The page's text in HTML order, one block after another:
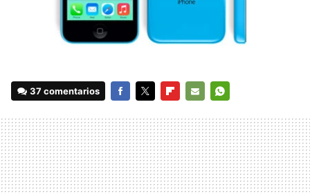
37 comentarios
MAIL